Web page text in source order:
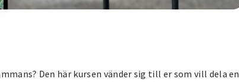
Den här kursen vänder sig till er som vill dela en